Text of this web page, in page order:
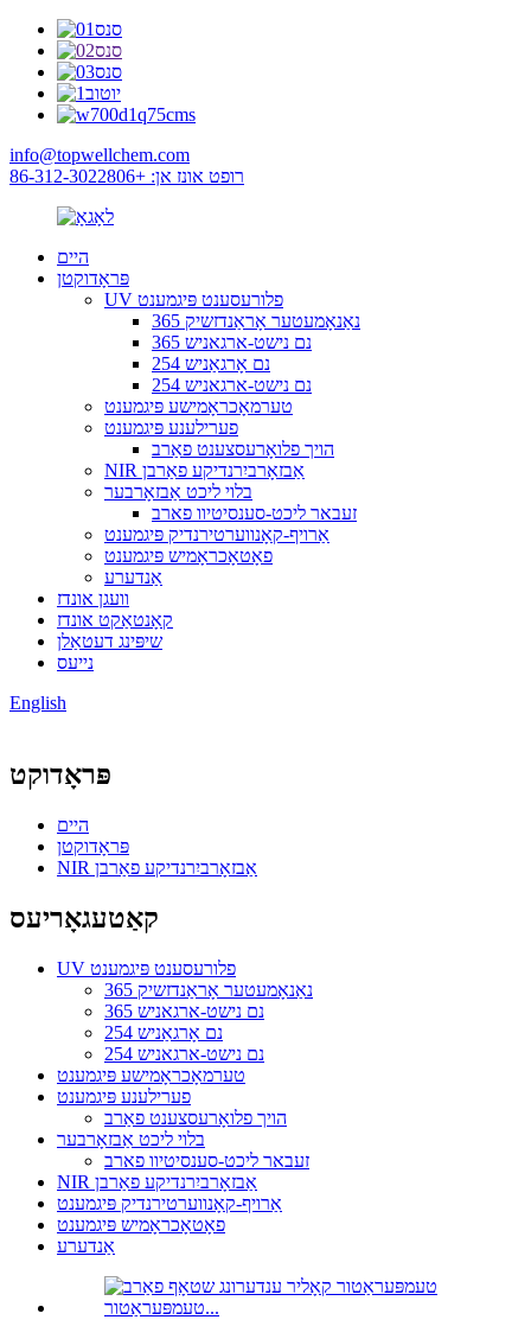
info@topwellchem.com
רופט אונז אן: +86-312-3022806
היים
פּראָדוקטן
UV פלורעסענט פּיגמענט
365 נאַנאָמעטער אָראַנדזשיק
365 נם נישט-ארגאניש
254 נם אָרגאַניש
254 נם נישט-ארגאניש
טערמאָכראָמישע פּיגמענט
פערילענע פּיגמענט
הויך פלואָרעסצענט פאַרב
NIR אַבזאָרביִרנדיקע פאַרבן
בלוי ליכט אַבזאָרבער
זעבאר ליכט-סענסיטיוו פארב
אַרויף-קאָנווערטירנדיק פּיגמענט
פאָטאָכראָמיש פּיגמענט
אַנדערע
וועגן אונדז
קאָנטאַקט אונדז
שיפּינג דעטאַלן
נייעס
English
פּראָדוקט
היים
פּראָדוקטן
NIR אַבזאָרביִרנדיקע פאַרבן
קאַטעגאָריעס
UV פלורעסענט פּיגמענט
365 נאַנאָמעטער אָראַנדזשיק
365 נם נישט-ארגאניש
254 נם אָרגאַניש
254 נם נישט-ארגאניש
טערמאָכראָמישע פּיגמענט
פערילענע פּיגמענט
הויך פלואָרעסצענט פאַרב
בלוי ליכט אַבזאָרבער
זעבאר ליכט-סענסיטיוו פארב
NIR אַבזאָרביִרנדיקע פאַרבן
אַרויף-קאָנווערטירנדיק פּיגמענט
פאָטאָכראָמיש פּיגמענט
אַנדערע